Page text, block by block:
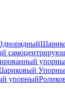
упорный